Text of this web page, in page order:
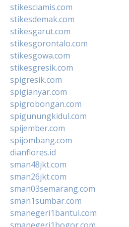
stikesciamis.com
stikesdemak.com
stikesgarut.com
stikesgorontalo.com
stikesgowa.com
stikesgresik.com
spigresik.com
spigianyar.com
spigrobongan.com
spigunungkidul.com
spijember.com
spijombang.com
dianflores.id
sman48jkt.com
sman26jkt.com
sman03semarang.com
sman1sumbar.com
smanegeri1bantul.com
smanegeri1bogor.com